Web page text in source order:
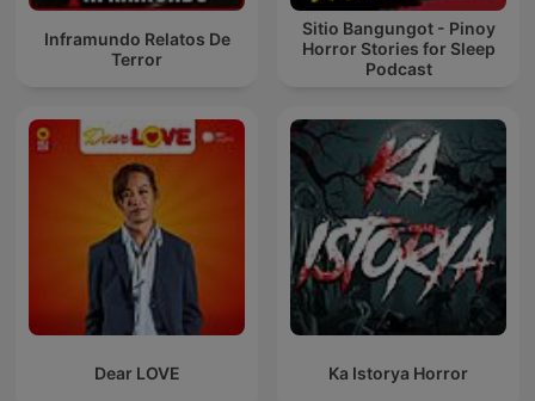
Inframundo Relatos De
Terror
Sitio Bangungot - Pinoy
Horror Stories for Sleep
Podcast
Dear LOVE Ka Istorya Horror